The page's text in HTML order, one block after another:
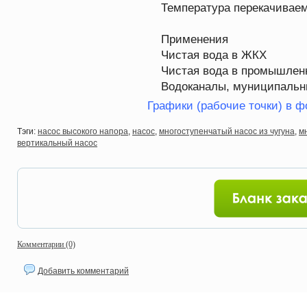
Температура
Применения
Чистая вода в ЖКХ
Чистая вода в
Водоканалы,
Графики (рабочие точки) в
Тэги: насос высокого напора, насос, многоступенчатый насос из чугуна,
вертикальный насос
Комментарии (0)
Добавить комментарий